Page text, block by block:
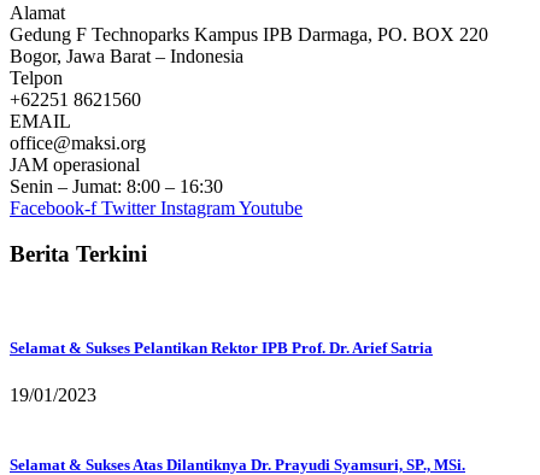
Alamat
Gedung F Technoparks Kampus IPB Darmaga, PO. BOX 220
Bogor, Jawa Barat – Indonesia
Telpon
+62251 8621560
EMAIL
office@maksi.org
JAM operasional
Senin – Jumat: 8:00 – 16:30
Facebook-f Twitter InstagramYoutube
Berita Terkini
Selamat & Sukses Pelantikan Rektor IPB Prof. Dr. Arief Satria
19/01/2023
Selamat & Sukses Atas Dilantiknya Dr. Prayudi Syamsuri, SP., MSi.